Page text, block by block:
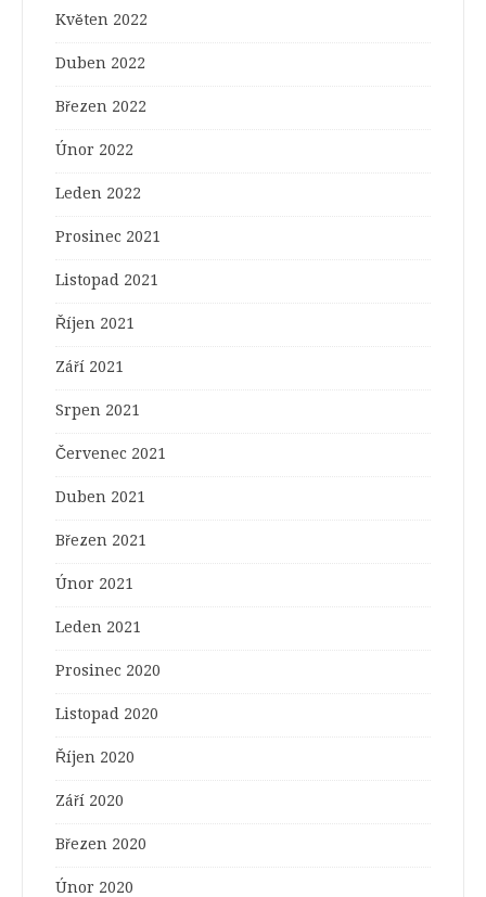
Květen 2022
Duben 2022
Březen 2022
Únor 2022
Leden 2022
Prosinec 2021
Listopad 2021
Říjen 2021
Září 2021
Srpen 2021
Červenec 2021
Duben 2021
Březen 2021
Únor 2021
Leden 2021
Prosinec 2020
Listopad 2020
Říjen 2020
Září 2020
Březen 2020
Únor 2020